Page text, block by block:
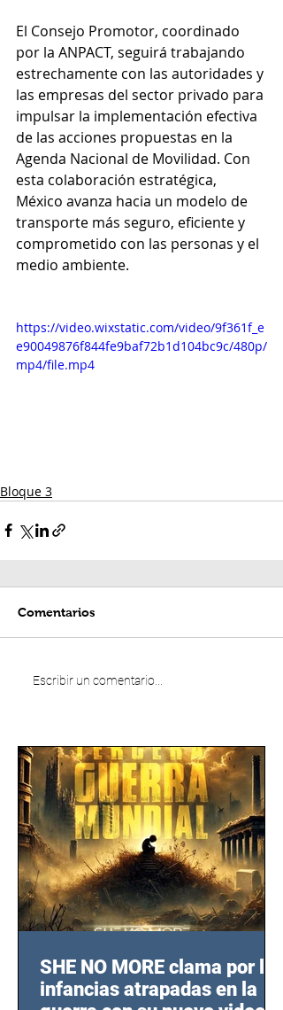
El Consejo Promotor, coordinado
por la ANPACT, seguirá trabajando
estrechamente con las autoridades y
las empresas del sector privado para
impulsar la implementación efectiva
de las acciones propuestas en la
Agenda Nacional de Movilidad. Con
esta colaboración estratégica,
México avanza hacia un modelo de
transporte más seguro, eficiente y
comprometido con las personas y el
medio ambiente.
https://video.wixstatic.com/video/9f361f_e
e90049876f844fe9baf72b1d104bc9c/480p/
mp4/file.mp4
Bloque 3
Comentarios
Escribir un comentario...
SHE NO MORE clama por las
infancias atrapadas en la